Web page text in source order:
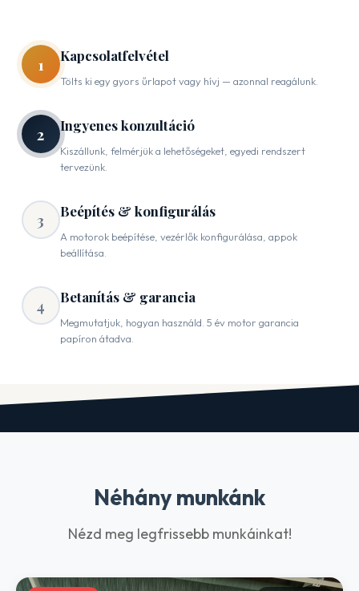
1 Kapcsolatfelvétel
Tölts ki egy gyors űrlapot vagy hívj — azonnal reagálunk.
2 Ingyenes konzultáció
Kiszállunk, felmérjük a lehetőségeket, egyedi rendszert
tervezünk.
3 Beépítés & konfigurálás
A motorok beépítése, vezérlők konfigurálása, appok
beállítása.
4 Betanítás & garancia
Megmutatjuk, hogyan használd. 5 év motor garancia
papíron átadva.
Néhány munkánk
Nézd meg legfrissebb munkáinkat!